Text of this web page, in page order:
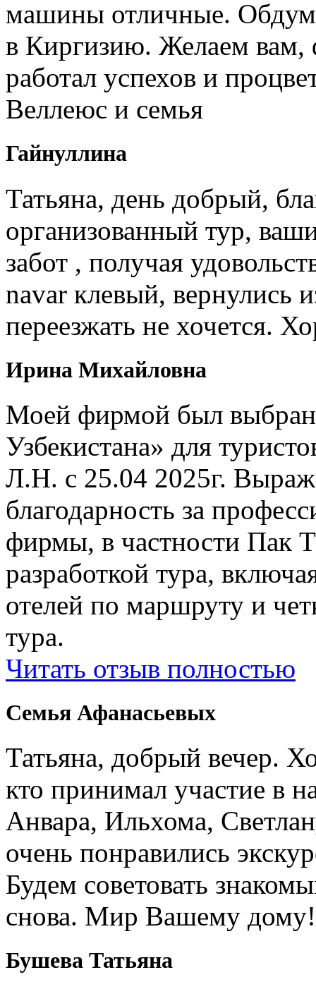
машины отличные.
в Киргизию. Желаем вам,
работал успехов и
Веллеюс и семья
Гайнуллина
Татьяна, день добрый,
организованный тур,
забот , получая
navar клевый, вернулись
переезжать не хочется.
Ирина Михайловна
Моей фирмой был выбран
Узбекистана» для
Л.Н. с 25.04 2025г.
благодарность за
фирмы, в частности Пак
разработкой тура,
отелей по маршруту и
тура.
Читать отзыв полностью
Семья Афанасьевых
Татьяна, добрый вечер.
кто принимал участие в
Анвара, Ильхома,
очень понравились
Будем советовать
снова. Мир Вашему дому!
Бушева Татьяна